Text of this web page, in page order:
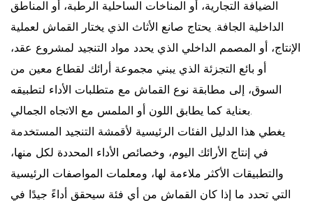
الضيافة التجارية، أو المناخات الساحلية الرطبة، أو المناطق
الداخلية الجافة. يحتاج صانع الأثاث الذي يختار القماش لعملية
الإنتاج، أو المصمم الداخلي الذي يحدد مواد التنجيد لمشروع عقد،
أو بائع التجزئة الذي يبني مجموعة أرائك لقطاع معين من
السوق، إلى مطابقة نوع القماش مع متطلبات الأداء لتطبيقه
يغطي هذا الدليل الفئات الرئيسية لأقمشة التنجيد المستخدمة
في إنتاج الأرائك اليوم، وخصائص الأداء المحددة لكل منها،
والتطبيقات الأكثر ملاءمة لها، ومعلمات المواصفات الرئيسية
التي تحدد ما إذا كان القماش من أي فئة سيحقق أداءً جيدًا في